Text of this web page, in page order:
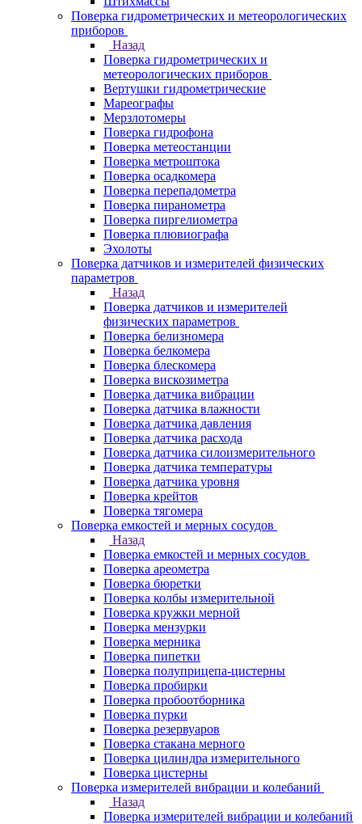
Поверка гидрометрических и метеорологических
приборов
Назад
Поверка гидрометрических и
метеорологических приборов
Вертушки гидрометрические
Мареографы
Мерзлотомеры
Поверка гидрофона
Поверка метеостанции
Поверка метроштока
Поверка осадкомера
Поверка перепадометра
Поверка пиранометра
Поверка пиргелиометра
Поверка плювиографа
Эхолоты
Поверка датчиков и измерителей физических
параметров
Назад
Поверка датчиков и измерителей
физических параметров
Поверка белизномера
Поверка белкомера
Поверка блескомера
Поверка вискозиметра
Поверка датчика вибрации
Поверка датчика влажности
Поверка датчика давления
Поверка датчика расхода
Поверка датчика силоизмерительного
Поверка датчика температуры
Поверка датчика уровня
Поверка крейтов
Поверка тягомера
Поверка емкостей и мерных сосудов
Назад
Поверка емкостей и мерных сосудов
Поверка ареометра
Поверка бюретки
Поверка колбы измерительной
Поверка кружки мерной
Поверка мензурки
Поверка мерника
Поверка пипетки
Поверка полуприцепа-цистерны
Поверка пробирки
Поверка пробоотборника
Поверка пурки
Поверка резервуаров
Поверка стакана мерного
Поверка цилиндра измерительного
Поверка цистерны
Поверка измерителей вибрации и колебаний
Назад
Поверка измерителей вибрации и колебаний